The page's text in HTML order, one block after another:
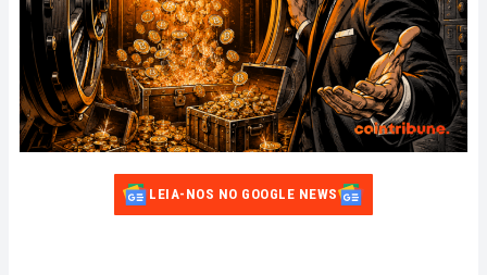
LEIA-NOS NO GOOGLE NEWS